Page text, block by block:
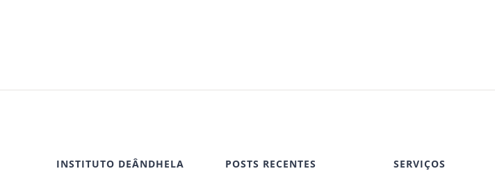
INSTITUTO DEÂNDHELA POSTS RECENTES SERVIÇOS